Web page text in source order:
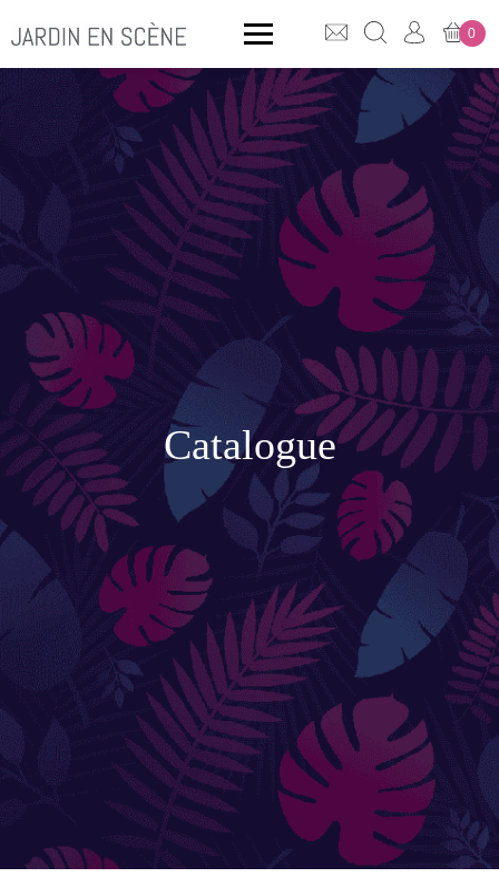
CLICK & COLLECT
MOBILIER OUTDOOR
Bancs
Rangements
ACCESSOIRES
Accessoires de jardinage
Boites aux lettres
Enceintes extérieures
BACS ET JARDINIÈRES
Jarres / Vases
Potager
Pots / Bacs
0
QUE CHERCHEZ-VOUS ?
Catalogue